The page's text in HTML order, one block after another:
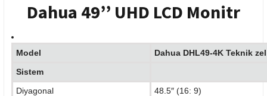
Dahua 49’’ UHD LCD Monitr
Model Dahua DHL49-4K Teknik
Sistem
Diyagonal 48.5″ (16: 9)